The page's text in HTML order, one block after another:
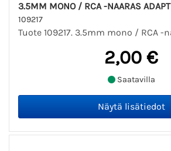
3.5MM MONO / RCA -NAARAS
109217
Tuote 109217. 3.5mm mono / RCA -
2,00 €
Saatavilla